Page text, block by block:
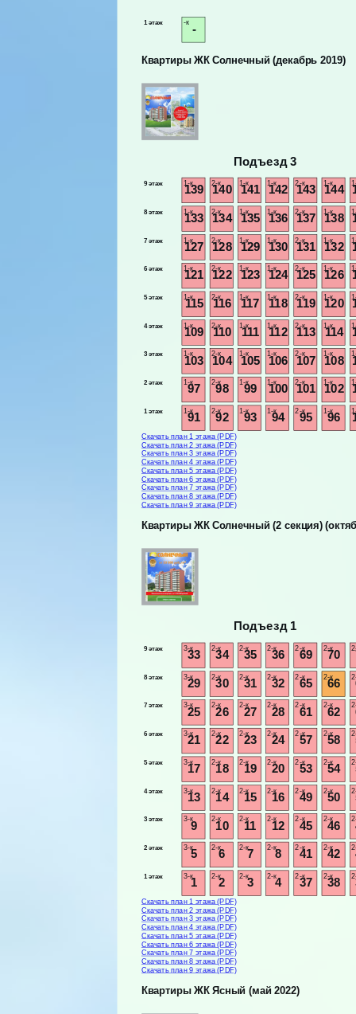
1 этаж -к -
Квартиры ЖК Солнечный (декабрь 2019)
Подъезд 3
9 этаж 1-к
139 2-к
140 1-к
141 1-к
142 2-к
143 1-к
144
8 этаж 1-к
133 2-к
134 1-к
135 1-к
136 2-к
137 1-к
138
7 этаж 1-к
127
2-к
128
1-к
129
1-к
130
2-к
131
1-к
132
6 этаж 1-к
121 2-к
122 1-к
123 1-к
124 2-к
125 1-к
126
5 этаж 1-к
115 2-к
116 1-к
117 1-к
118 2-к
119 1-к
120
4 этаж 1-к
109
2-к
110
1-к
111
1-к
112
2-к
113
1-к
114
3 этаж 1-к
103 2-к
104 1-к
105 1-к
106 2-к
107 1-к
108
2 этаж 1-к97 2-к98 1-к99 1-к
100 2-к
101 1-к
102
1 этаж 1-к
91
2-к
92
1-к
93
1-к
94
2-к
95
1-к
96
Скачать план 1 этажа (PDF)
Скачать план 2 этажа (PDF)
Скачать план 3 этажа (PDF)
Скачать план 4 этажа (PDF)
Скачать план 5 этажа (PDF)
Скачать план 6 этажа (PDF)
Скачать план 7 этажа (PDF)
Скачать план 8 этажа (PDF)
Скачать план 9 этажа (PDF)
Квартиры ЖК Солнечный (2 секция)
Подъезд 1
9 этаж 3-к33 2-к34 2-к35 2-к36 2-к69 2-к70
8 этаж 3-к29 2-к30 2-к31 2-к32 2-к65 2-к66
7 этаж 3-к25 2-к26 2-к27 2-к28 2-к61 2-к62
6 этаж 3-к
21
2-к
22
2-к
23
2-к
24
2-к
57
2-к
58
5 этаж 3-к17 2-к18 2-к19 2-к20 2-к53 2-к54
4 этаж 3-к13 2-к14 2-к15 2-к16 2-к49 2-к50
3 этаж 3-к
9
2-к
10
2-к
11
2-к
12
2-к
45
2-к
46
2 этаж 3-к5 2-к6 2-к7 2-к8 2-к41 2-к42
1 этаж 3-к1 2-к2 2-к3 2-к4 2-к37 2-к38
Скачать план 1 этажа (PDF)
Скачать план 2 этажа (PDF)
Скачать план 3 этажа (PDF)
Скачать план 4 этажа (PDF)
Скачать план 5 этажа (PDF)
Скачать план 6 этажа (PDF)
Скачать план 7 этажа (PDF)
Скачать план 8 этажа (PDF)
Скачать план 9 этажа (PDF)
Квартиры ЖК Ясный (май 2022)